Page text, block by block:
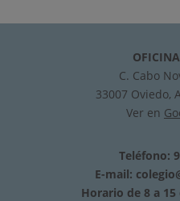
C. Cabo
33007 Oviedo,
Ver en
Teléfono:
E-mail:
Horario de 8 a